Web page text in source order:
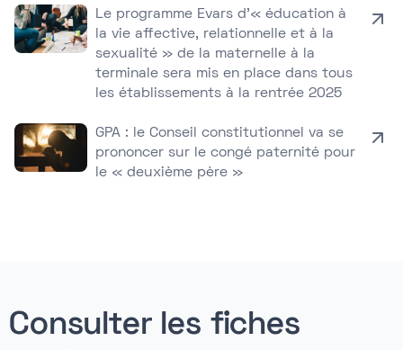
Le programme Evars d’« éducation à
la vie affective, relationnelle et à la
sexualité » de la maternelle à la
terminale sera mis en place dans tous
les établissements à la rentrée 2025
GPA : le Conseil constitutionnel va se
prononcer sur le congé paternité pour
le « deuxième père »
Consulter les fiches